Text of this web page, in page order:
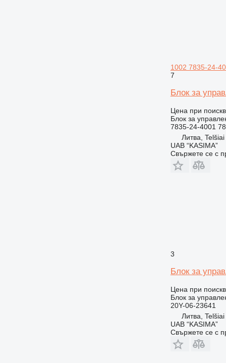
1002 7835-24-
7
Блок за
Цена при
Блок за
7835-24-4001
Литва, Telšiai
UAB “KASIMA”
Свържете се с
3
Блок за
Цена при
Блок за
20Y-06-23641
Литва, Telšiai
UAB “KASIMA”
Свържете се с